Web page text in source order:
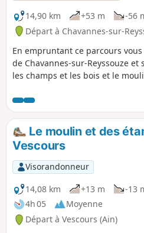
14,90 km
+53 m -56
Départ à Chavannes-sur-
En empruntant ce parcours
de Chavannes-sur-Reyssouze
les champs et les bois et le
Le moulin et des
Vescours
Visorandonneur
14,08 km
+13 m
-13
4h 05
Moyenne
Départ à Vescours (Ain)